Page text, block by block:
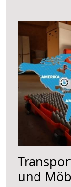
und